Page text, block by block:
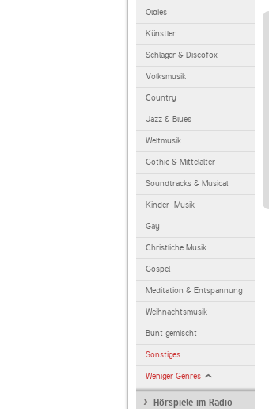
Oldies
Künstler
Schlager & Discofox
Volksmusik
Country
Jazz & Blues
Weltmusik
Gothic & Mittelalter
Soundtracks & Musical
Kinder-Musik
Gay
Christliche Musik
Gospel
Meditation & Entspannung
Weihnachtsmusik
Bunt gemischt
Sonstiges
Weniger Genres
Hörspiele im Radio